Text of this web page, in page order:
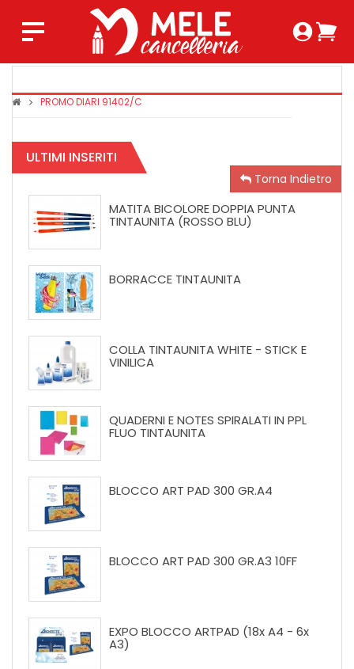
Login
PROMO DIARI 91402/C
Torna Indietro
ULTIMI INSERITI CRYSTAL
MATITA BICOLORE DOPPIA PUNTA
TINTAUNITA (ROSSO BLU)
BORRACCE TINTAUNITA
COLLA TINTAUNITA WHITE - STICK E
VINILICA
QUADERNI E NOTES SPIRALATI IN PPL
FLUO TINTAUNITA
BLOCCO ART PAD 300 GR.A4
BLOCCO ART PAD 300 GR.A3 10FF
EXPO BLOCCO ARTPAD (18x A4 - 6x
A3)